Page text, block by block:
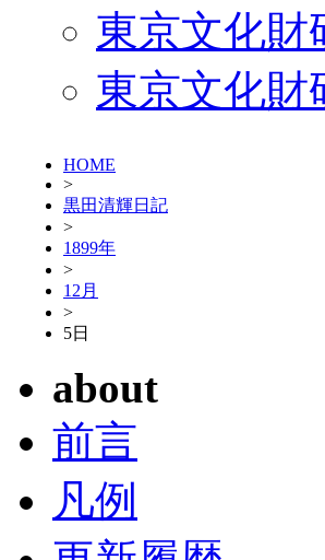
東京文化財
東京文化財
HOME
>
黒田清輝日記
>
1899年
>
12月
>
5日
about
前言
凡例